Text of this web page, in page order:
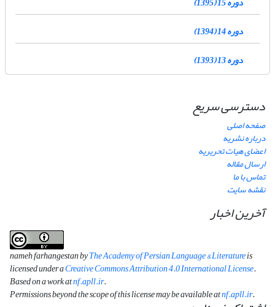
دوره 14 (1394)
دوره 13 (1393)
دسترسی سریع
صفحه اصلی
درباره نشریه
اعضای هیات تحریریه
ارسال مقاله
تماس با ما
نقشه سایت
آخرین اخبار
nameh farhangestan byThe Academy of Persian Language & Literatureis
licensed under aCreative Commons Attribution 4.0 International License.
Based on a work atnf.apll.ir.
Permissions beyond the scope of this license may be available atnf.apll.ir.